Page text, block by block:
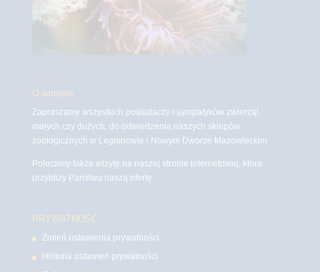
O witrynie
Zapraszamy wszystkich posiadaczy i sympatyków zwierząt
małych czy dużych, do odwiedzenia naszych sklepów
zoologicznych w Legionowie i Nowym Dworze Mazowieckim
Polecamy także wizytę na naszej stronie internetowej, która
przybliży Państwu naszą ofertę.
PRYWATNOŚĆ
Zmień ustawienia prywatności
Historia ustawień prywatności